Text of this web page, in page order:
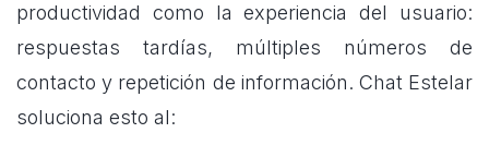
productividad como la experiencia del usuario:
respuestas tardías, múltiples números de
contacto y repetición de información. Chat Estelar
soluciona esto al: